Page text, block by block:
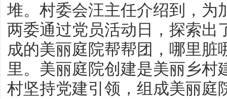
堆。村委会汪主任介绍到，为
两委通过党员活动日，探索出
成的美丽庭院帮帮团，哪里脏
里。美丽庭院创建是美丽乡村
村坚持党建引领，组成美丽庭